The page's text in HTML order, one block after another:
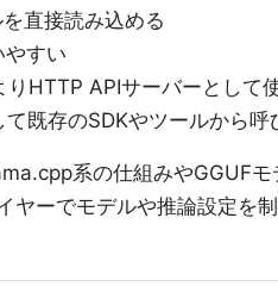
直接読み込める
すい
りHTTP APIサーバーとして
既存のSDKやツールから呼
系の仕組みやGGUF
ヤーでモデルや推論設定を制